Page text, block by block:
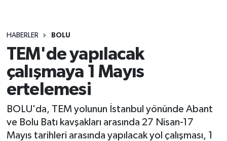
HABERLER BOLU
TEM'de yapılacak
çalışmaya 1 Mayıs
ertelemesi
BOLU'da, TEM yolunun İstanbul yönünde Abant
ve Bolu Batı kavşakları arasında 27 Nisan-17
Mayıs tarihleri arasında yapılacak yol çalışması, 1
Kültür-Sanat
Magazin
Sağlık
Son Dakika Haberleri
Haber Arşivi